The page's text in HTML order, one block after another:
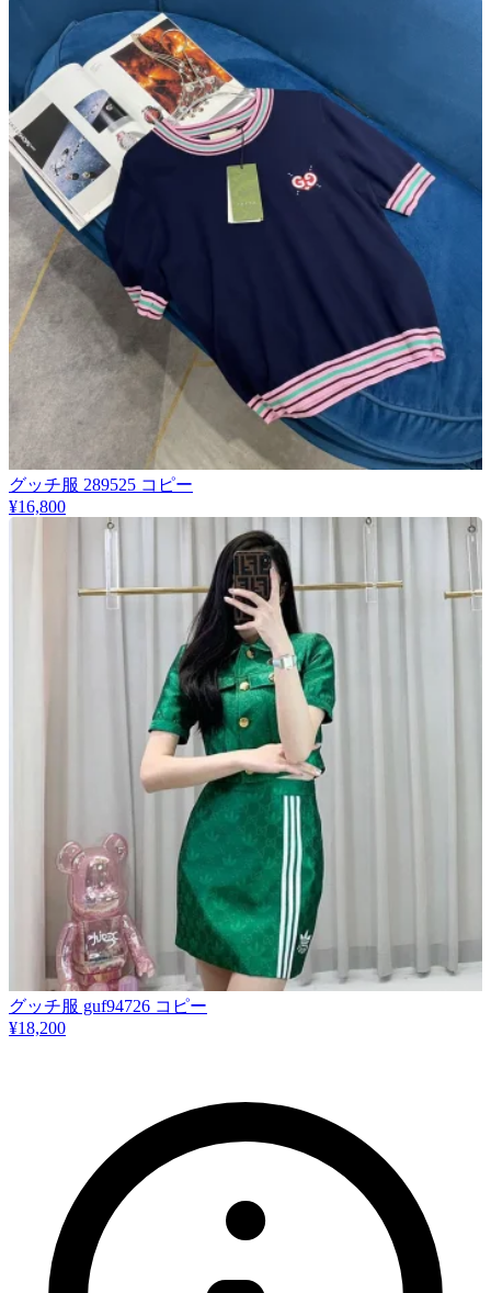
グッチ服 289525 コピー
¥16,800
グッチ服 guf94726 コピー
¥18,200